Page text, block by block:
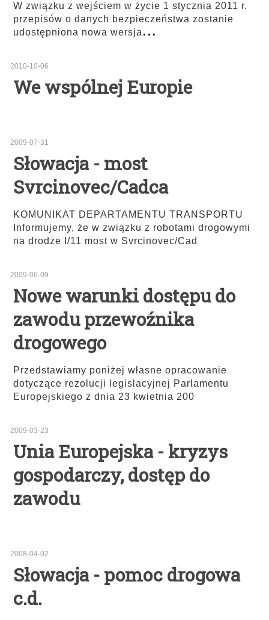
W związku z wejściem w życie 1 stycznia 2011 r.
przepisów o danych bezpieczeństwa zostanie
udostępniona nowa wersja...
2010-10-06
We wspólnej Europie
2009-07-31
Słowacja - most
Svrcinovec/Cadca
KOMUNIKAT DEPARTAMENTU TRANSPORTU
Informujemy, że w związku z robotami drogowymi
na drodze I/11 most w Svrcinovec/Cad
2009-06-09
Nowe warunki dostępu do
zawodu przewoźnika
drogowego
Przedstawiamy poniżej własne opracowanie
dotyczące rezolucji legislacyjnej Parlamentu
Europejskiego z dnia 23 kwietnia 200
2009-03-23
Unia Europejska - kryzys
gospodarczy, dostęp do
zawodu
2008-04-02
Słowacja - pomoc drogowa
c.d.